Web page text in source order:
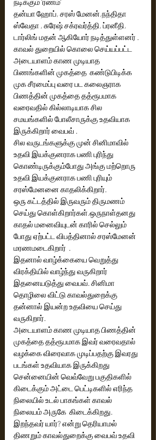
தன்யா ஹோப், சரஸ் மேனன்,நந்திதா
ஸ்வேதா , சுரேஷ் சக்ரவர்த்தி, ப்ரனீதி,
டார்லிங் மதன் ஆகியோர் நடித்துள்ளனர் .
காவல் துறையில் கொலை செய்யப்பட்ட
அடையாளம் காண முடியாத
பிணங்களின் முகத்தை  கண்டுபிடிக்க
முக சீரமைப்பு வரை பட கலைஞராக
பிணத்தின் முகத்தை தத்ரூபமாக
வரைவதில் கில்லாடியாக சில
சமயங்களில் போலீசாருக்கு உதவியாக
இருக்கிறார் வைபவ் .
சில வருடங்களுக்கு முன் சினிமாவில்
உதவி இயக்குனராக பணி புரிந்து
கொண்டிருக்கும்போது அங்கு மற்றொரு
உதவி இயக்குனராக பணி புரியும்
சரஸ்மேனனை காதலிக்கிறார்.
ஒரு கட்டத்தில் இருவரும் திருமணம்
செய்து கொள்கிறார்கள்.ஒருநாள்தனது
காதல் மனைவியுடன் காரில் செல்லும்
போது ஏற்பட்ட விபத்தினால் சரஸ்மேனன்
மரணமடைகிறார்  .
இதனால் வாழ்க்கையை வெறுத்து
விரக்தியில் வாழ்ந்து வருகிறார்
இதனையடுத்து வைபவ். சினிமா
தொழிலை விட்டு காவல்துறைக்கு
தன்னால் இயன்ற உதவியை செய்து
வருகிறார்.
அடையாளம் காண முடியாத பிணத்தின்
முகத்தை தத்ரூபமாக இவர் வரைவதால்
வழக்கை விரைவாக முடிப்பதற்கு இவரது
படங்கள் உதவியாக இருக்கிறது
சென்னையின் வெவ்வேறு பகுதிகளில்
கிடைக்கும் அட்டை பெட்டிகளில் எரிந்த
நிலையில் உடல் பாகங்கள் காவல்
நிலையம் அருகே  கிடைக்கிறது.
இறந்தவர் யார்? என்று தெரியாமல்
திணறும் காவல்துறைக்கு வைபவ் உதவி